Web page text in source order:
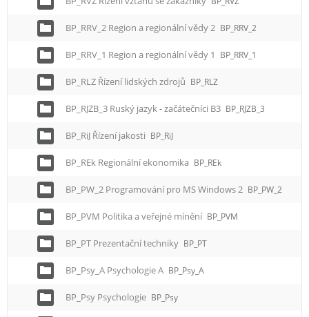
BP_RRV_2 Region a regionální vědy 2 BP_RRV_2
BP_RRV_1 Region a regionální vědy 1 BP_RRV_1
BP_RLZ Řízení lidských zdrojů BP_RLZ
BP_RJZB_3 Ruský jazyk - začátečníci B3 BP_RJZB_3
BP_RiJ Řízení jakosti BP_RiJ
BP_REk Regionální ekonomika BP_REk
BP_PW_2 Programování pro MS Windows 2 BP_PW_2
BP_PVM Politika a veřejné mínění BP_PVM
BP_PT Prezentační techniky BP_PT
BP_Psy_A Psychologie A BP_Psy_A
BP_Psy Psychologie BP_Psy